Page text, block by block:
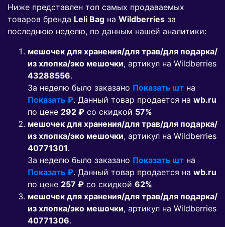
Ниже представлен топ самых продаваемых
товаров бренда Leli Bag на Wildberries за
последнюю неделю, по данным нашей аналитики:
мешочек для хранения/для трав/для подарка/
из хлопка/эко мешочки, артикул на Wildberries
43288556.
За неделю было заказано Показать шт на
Показать ₽. Данный товар продается на wb.ru
по цене 292 ₽ co скидкой 57%
мешочек для хранения/для трав/для подарка/
из хлопка/эко мешочки, артикул на Wildberries
40771301.
За неделю было заказано Показать шт на
Показать ₽. Данный товар продается на wb.ru
по цене 257 ₽ co скидкой 62%
мешочек для хранения/для трав/для подарка/
из хлопка/эко мешочки, артикул на Wildberries
40771306.